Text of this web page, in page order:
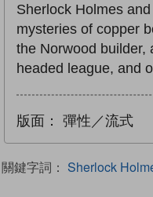
Sherlock Holmes
mysteries of copper
the Norwood builder,
headed league, and
版面： 彈性／流式
關鍵字詞： Sherlock